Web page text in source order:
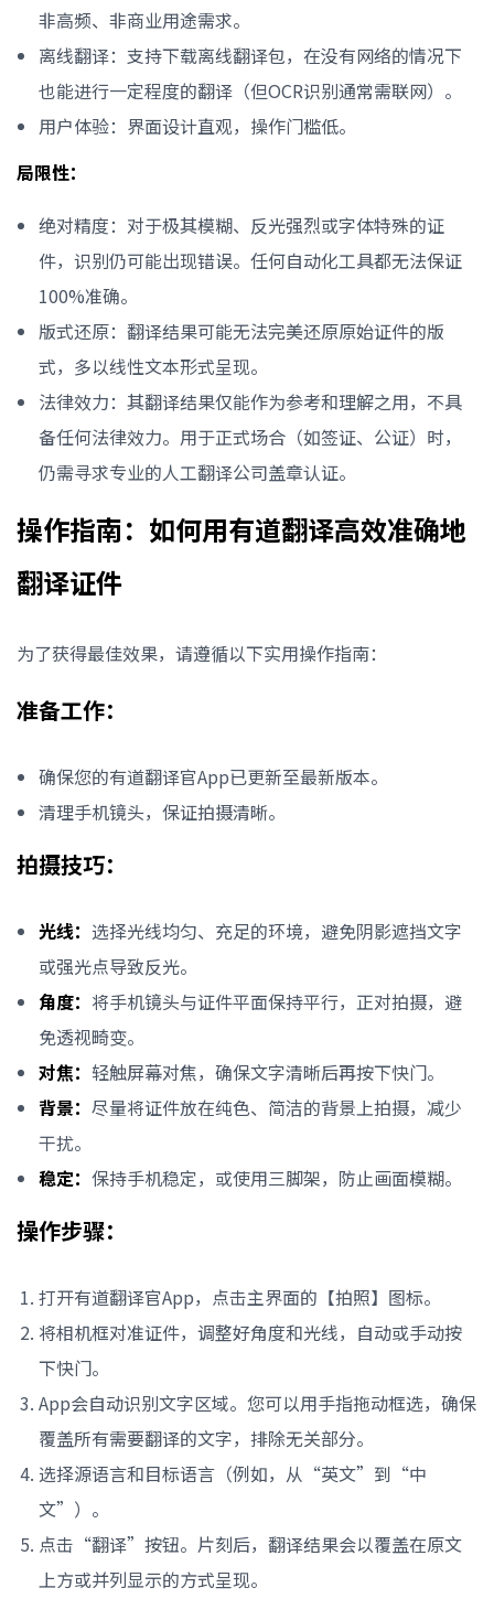
非高频、非商业用途需求。
离线翻译：支持下载离线翻译包，在没有网络的情况下
也能进行一定程度的翻译（但OCR识别通常需联网）。
用户体验：界面设计直观，操作门槛低。
局限性：
绝对精度：对于极其模糊、反光强烈或字体特殊的证
件，识别仍可能出现错误。任何自动化工具都无法保证
100%准确。
版式还原：翻译结果可能无法完美还原原始证件的版
式，多以线性文本形式呈现。
法律效力：其翻译结果仅能作为参考和理解之用，不具
备任何法律效力。用于正式场合（如签证、公证）时，
仍需寻求专业的人工翻译公司盖章认证。
操作指南：如何用有道翻译高效准确地
翻译证件
为了获得最佳效果，请遵循以下实用操作指南：
准备工作：
确保您的有道翻译官App已更新至最新版本。
清理手机镜头，保证拍摄清晰。
拍摄技巧：
光线： 选择光线均匀、充足的环境，避免阴影遮挡文字
或强光点导致反光。
角度： 将手机镜头与证件平面保持平行，正对拍摄，避
免透视畸变。
对焦： 轻触屏幕对焦，确保文字清晰后再按下快门。
背景： 尽量将证件放在纯色、简洁的背景上拍摄，减少
干扰。
稳定： 保持手机稳定，或使用三脚架，防止画面模糊。
操作步骤：
打开有道翻译官App，点击主界面的【拍照】图标。
将相机框对准证件，调整好角度和光线，自动或手动按
下快门。
App会自动识别文字区域。您可以用手指拖动框选，确保
覆盖所有需要翻译的文字，排除无关部分。
选择源语言和目标语言（例如，从“英文”到“中
文”）。
点击“翻译”按钮。片刻后，翻译结果会以覆盖在原文
上方或并列显示的方式呈现。